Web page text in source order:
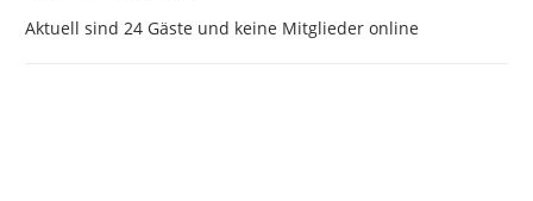
Aktuell sind 24 Gäste und keine Mitglieder online